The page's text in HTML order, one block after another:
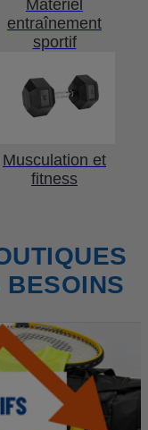
Matériel
entraînement
sportif
Musculation et
fitness